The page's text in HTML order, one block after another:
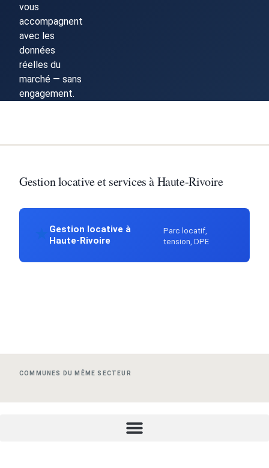
vous
accompagnent
avec les
données
réelles du
marché — sans
engagement.
Gestion locative et services à Haute-Rivoire
Gestion locative à
Haute-Rivoire
Parc locatif,
tension, DPE
COMMUNES DU MÊME SECTEUR